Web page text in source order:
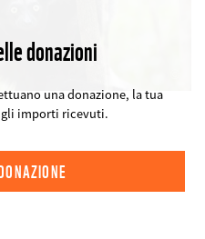
donazioni
una donazione, la tua
importi ricevuti.